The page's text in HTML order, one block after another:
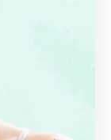
自宅ではお湯
が、札幌市中
やパーマなど
整えるために
。美容室のス